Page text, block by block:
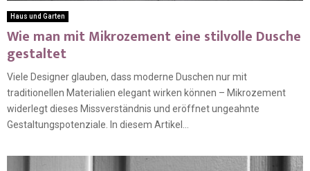
Haus und Garten
Wie man mit Mikrozement eine stilvolle Dusche
gestaltet
Viele Designer glauben, dass moderne Duschen nur mit
traditionellen Materialien elegant wirken können – Mikrozement
widerlegt dieses Missverständnis und eröffnet ungeahnte
Gestaltungspotenziale. In diesem Artikel...